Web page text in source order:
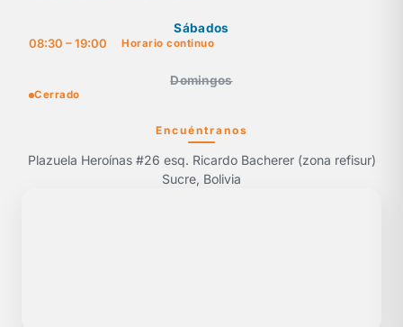
Sábados
08:30 – 19:00
Horario continuo
Domingos
Cerrado
Encuéntranos
Plazuela Heroínas #26 esq. Ricardo Bacherer (zona refisur)
Sucre, Bolivia